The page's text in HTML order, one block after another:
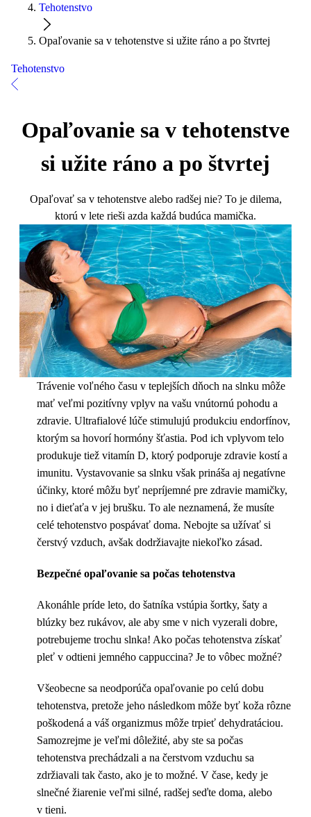
Tehotenstvo
Opaľovanie sa v tehotenstve si užite ráno a po štvrtej
Tehotenstvo
Opaľovanie sa v tehotenstve
si užite ráno a po štvrtej
Opaľovať sa v tehotenstve alebo radšej nie? To je dilema,
ktorú v lete rieši azda každá budúca mamička.
Trávenie voľného času v teplejších dňoch na slnku môže
mať veľmi pozitívny vplyv na vašu vnútornú pohodu a
zdravie. Ultrafialové lúče stimulujú produkciu endorfínov,
ktorým sa hovorí hormóny šťastia. Pod ich vplyvom telo
produkuje tiež vitamín D, ktorý podporuje zdravie kostí a
imunitu. Vystavovanie sa slnku však prináša aj negatívne
účinky, ktoré môžu byť nepríjemné pre zdravie mamičky,
no i dieťaťa v jej brušku. To ale neznamená, že musíte
celé tehotenstvo pospávať doma. Nebojte sa užívať si
čerstvý vzduch, avšak dodržiavajte niekoľko zásad.
Bezpečné opaľovanie sa počas tehotenstva
Akonáhle príde leto, do šatníka vstúpia šortky, šaty a
blúzky bez rukávov, ale aby sme v nich vyzerali dobre,
potrebujeme trochu slnka! Ako počas tehotenstva získať
pleť v odtieni jemného cappuccina? Je to vôbec možné?
Všeobecne sa neodporúča opaľovanie po celú dobu
tehotenstva, pretože jeho následkom môže byť koža rôzne
poškodená a váš organizmus môže trpieť dehydratáciou.
Samozrejme je veľmi dôležité, aby ste sa počas
tehotenstva prechádzali a na čerstvom vzduchu sa
zdržiavali tak často, ako je to možné. V čase, kedy je
slnečné žiarenie veľmi silné, radšej seďte doma, alebo
v tieni.